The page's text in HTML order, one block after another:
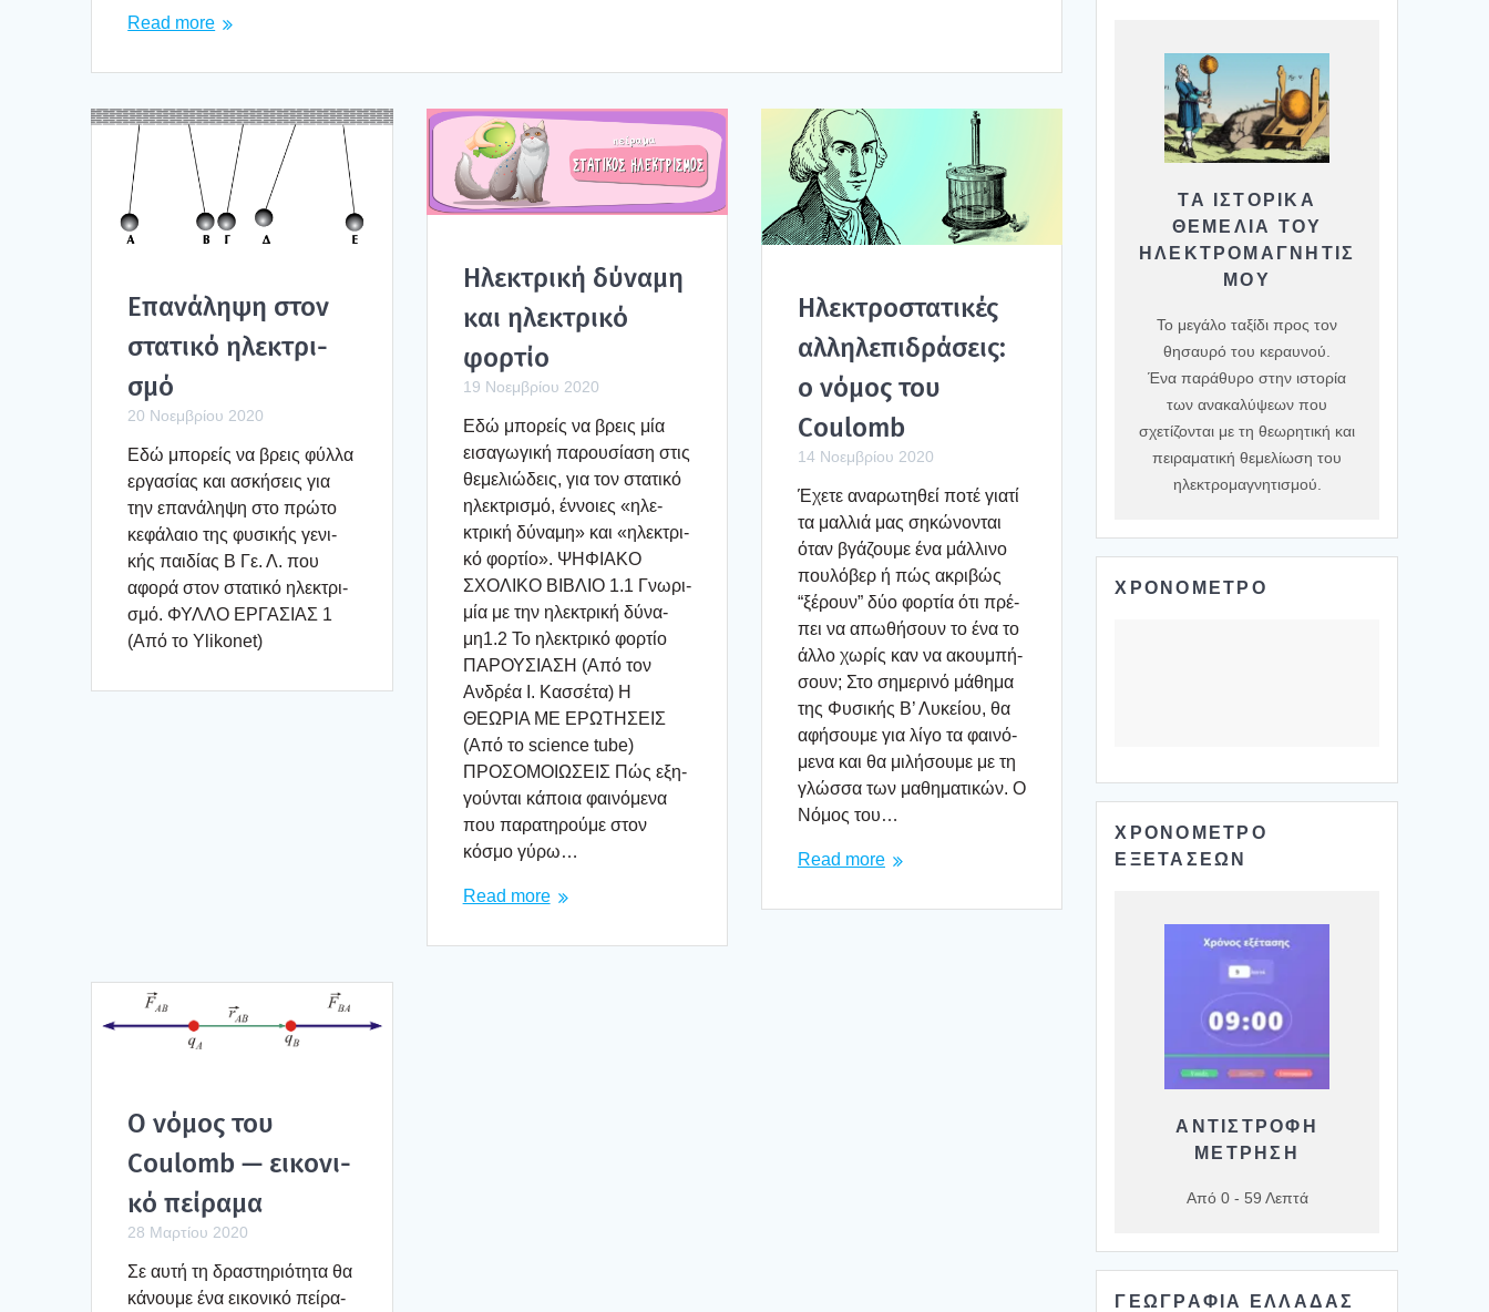
Read more
Επα­νά­λη­ψη στον
στα­τι­κό ηλε­κτρι­
σμό
20 Νοεμβρίου 2020
Εδώ μπο­ρείς να βρεις φύλ­λα
εργα­σί­ας και ασκή­σεις για
την επα­νά­λη­ψη στο πρώ­το
κεφά­λαιο της φυσι­κής γενι­
κής παι­δί­ας Β Γε. Λ. που
αφο­ρά στον στα­τι­κό ηλε­κτρι­
σμό. ΦΥΛΛΟ ΕΡΓΑΣΙΑΣ 1
(Από το Ylikonet)
Ηλε­κτρι­κή δύνα­μη
και ηλε­κτρι­κό
φορ­τίο
19 Νοεμβρίου 2020
Εδώ μπο­ρείς να βρεις μία
εισα­γω­γι­κή παρου­σί­α­ση στις
θεμε­λιώ­δεις, για τον στα­τι­κό
ηλε­κτρι­σμό, έννοιες «ηλε­
κτρι­κή δύνα­μη» και «ηλε­κτρι­
κό φορ­τίο». ΨΗΦΙΑΚΟ
ΣΧΟΛΙΚΟ ΒΙΒΛΙΟ 1.1 Γνω­ρι­
μία με την ηλε­κτρι­κή δύνα­
μη1.2 Το ηλε­κτρι­κό φορ­τίο
ΠΑΡΟΥΣΙΑΣΗ (Από τον
Ανδρέα Ι. Κασ­σέ­τα) Η
ΘΕΩΡΙΑ ΜΕ ΕΡΩΤΗΣΕΙΣ
(Από το science tube)
ΠΡΟΣΟΜΟΙΩΣΕΙΣ Πώς εξη­
γού­νται κάποια φαι­νό­με­να
που παρα­τη­ρού­με στον
κόσμο γύρω…
Read more
Ηλε­κτρο­στα­τι­κές
αλλη­λε­πι­δρά­σεις:
ο νόμος του
Coulomb
14 Νοεμβρίου 2020
Έχε­τε ανα­ρω­τη­θεί ποτέ για­τί
τα μαλ­λιά μας σηκώ­νο­νται
όταν βγά­ζου­με ένα μάλ­λι­νο
που­λό­βερ ή πώς ακρι­βώς
“ξέρουν” δύο φορ­τία ότι πρέ­
πει να απω­θή­σουν το ένα το
άλλο χωρίς καν να ακου­μπή­
σουν; Στο σημε­ρι­νό μάθη­μα
της Φυσι­κής Β’ Λυκεί­ου, θα
αφή­σου­με για λίγο τα φαι­νό­
με­να και θα μιλή­σου­με με τη
γλώσ­σα των μαθη­μα­τι­κών. Ο
Νόμος του…
Read more
Ο νόμος του
Coulomb — εικο­νι­
κό πεί­ρα­μα
28 Μαρτίου 2020
Σε αυτή τη δρα­στη­ριό­τη­τα θα
κάνου­με ένα εικο­νι­κό πεί­ρα­
ΤΑ ΙΣΤΟΡΙΚΆ
ΘΕΜΈΛΙΑ ΤΟΥ
ΗΛΕΚΤΡΟΜΑΓΝΗΤΙΣ
ΜΟΎ
Το μεγάλο ταξίδι προς τον
θησαυρό του κεραυνού.
Ένα παράθυρο στην ιστορία
των ανακαλύψεων που
σχετίζονται με τη θεωρητική και
πειραματική θεμελίωση του
ηλεκτρομαγνητισμού.
ΧΡΟΝΟΜΕΤΡΟ
ΧΡΟΝΟΜΕΤΡΟ
ΕΞΕΤΑΣΕΩΝ
ΑΝΤΙΣΤΡΟΦΗ
ΜΕΤΡΗΣΗ
Από 0 - 59 Λεπτά
ΓΕΩΓΡΑΦΙΑ ΕΛΛΑΔΑΣ